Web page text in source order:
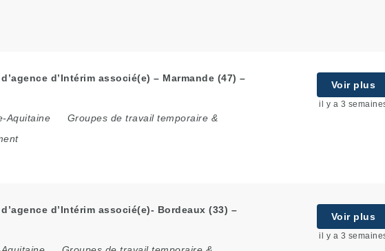
d’Intérim associé(e) – Marmande (47) –
Aquitaine
Groupes de travail temporaire &
Voir plus
il y a 3
d’Intérim associé(e)- Bordeaux (33) –
Voir plus
il y a 3